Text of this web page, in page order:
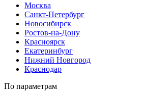
Москва
Санкт-Петербург
Новосибирск
Ростов-на-Дону
Красноярск
Екатеринбург
Нижний Новгород
Краснодар
По параметрам